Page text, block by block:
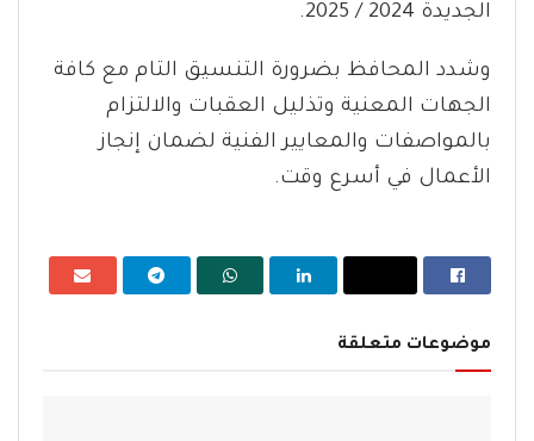
الجديدة 2024 / 2025.
وشدد المحافظ بضرورة التنسيق التام مع كافة
الجهات المعنية وتذليل العقبات والالتزام
بالمواصفات والمعايير الفنية لضمان إنجاز
الأعمال في أسرع وقت.
موضوعات متعلقة